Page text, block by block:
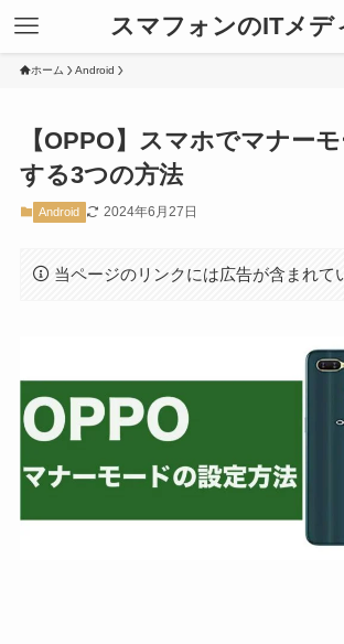
スマフォンのITメデ
ホーム Android
【OPPO】スマホでマナー
する3つの方法
Android 2024年6月27日
当ページのリンクには広告が含まれて